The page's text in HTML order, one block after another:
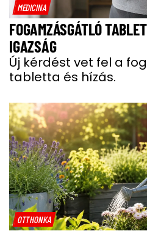
MEDICINA
FOGAMZÁSGÁTLÓ
IGAZSÁG
Új kérdést vet fel a
tabletta és hízás.
OTTHONKA